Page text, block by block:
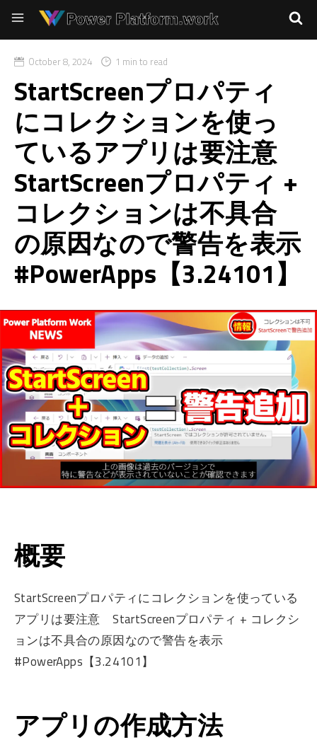
October 8, 2024 1 min to read
StartScreenプロパティ
にコレクションを使っ
ているアプリは要注意
StartScreenプロパティ +
コレクションは不具合
の原因なので警告を表示
#PowerApps【3.24101】
概要
StartScreenプロパティにコレクションを使っている
アプリは要注意 StartScreenプロパティ + コレクシ
ョンは不具合の原因なので警告を表示
#PowerApps【3.24101】
アプリの作成方法